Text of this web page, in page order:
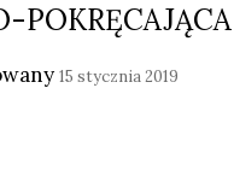
15 stycznia 2019